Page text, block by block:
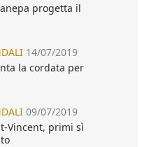
progetta il
14/07/2019
la cordata per
09/07/2019
Vincent, primi sì